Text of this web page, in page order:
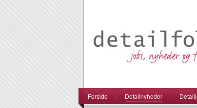
Forside | Detailnyheder |